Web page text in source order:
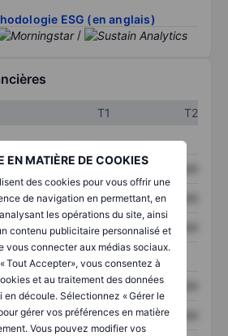
EN MATIÈRE DE COOKIES
des cookies pour vous offrir une
de navigation en permettant, en
les opérations du site, ainsi
contenu publicitaire personnalisé et
vous connecter aux médias sociaux.
Tout Accepter», vous consentez à
et au traitement des données
en découle. Sélectionnez « Gérer le
gérer vos préférences en matière
Vous pouvez modifier vos
ESG (en anglais)
/
T1
T2
XXXXXXX XXXXXXX
XXXXXXX XXXXXXX
XXXXXXX XXXXXXX
XXXXXXX XXXXXXX
XXXXXXX XXXXXXX